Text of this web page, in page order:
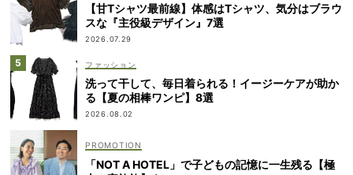
【甘Tシャツ最前線】体感はTシャツ、気分はブラウ
スな『主役級デザイン』7選
2026.07.29
ファッション
洗って干して、毎日着られる！イージーケアが助か
る【夏の相棒ワンピ】8選
2026.08.02
「NOT A HOTEL」で子どもの記憶に一生残る【極